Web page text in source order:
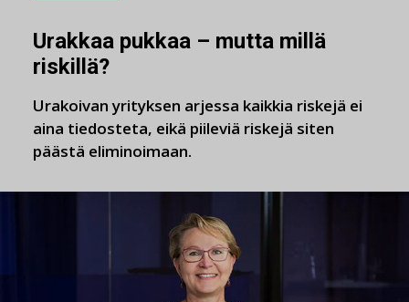
Urakkaa pukkaa – mutta millä
riskillä?
Urakoivan yrityksen arjessa kaikkia riskejä ei
aina tiedosteta, eikä piileviä riskejä siten
päästä eliminoimaan.